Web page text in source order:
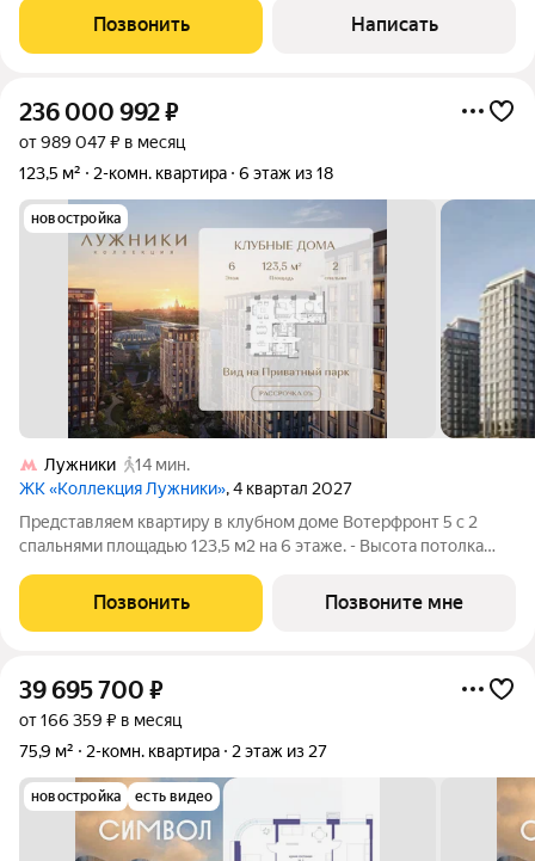
метров, комната в 16 квадратов, совмещенный санузел в
современном кафеле! Квартира
Позвонить Написать
236 000 992₽
от 989 047 ₽ в месяц
123,5 м²
2-комн. квартира 6 этаж из 18
новостройка
Лужники
14 мин.
ЖК «Коллекция Лужники», 4 квартал 2027
Представляем квартиру в клубном доме Вотерфронт 5 с 2
спальнями площадью 123,5 м2 на 6 этаже. - Высота потолка
Просторная кухня-столовая - Панорамные окна - Вид на
Приватный парк ТОЛЬКО ДО 31
Позвонить Позвоните мне
39 695 700 ₽
от 166 359 ₽ в месяц
75,9 м²
2-комн. квартира 2 этаж из 27
новостройка есть видео